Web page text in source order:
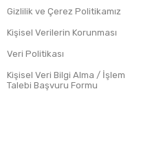
Gizlilik ve Çerez Politikamız
Kişisel Verilerin Korunması
Veri Politikası
Kişisel Veri Bilgi Alma / İşlem
Talebi Başvuru Formu